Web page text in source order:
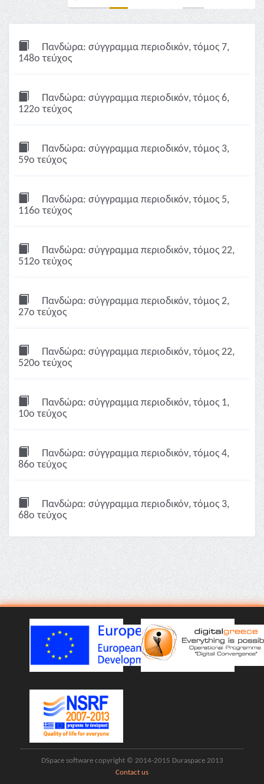
Πανδώρα: σύγγραμμα περιοδικόν, τόμος 7,
148ο τεύχος
Πανδώρα: σύγγραμμα περιοδικόν, τόμος 6,
122ο τεύχος
Πανδώρα: σύγγραμμα περιοδικόν, τόμος 3,
59ο τεύχος
Πανδώρα: σύγγραμμα περιοδικόν, τόμος 5,
116ο τεύχος
Πανδώρα: σύγγραμμα περιοδικόν, τόμος 22,
512ο τεύχος
Πανδώρα: σύγγραμμα περιοδικόν, τόμος 2,
27ο τεύχος
Πανδώρα: σύγγραμμα περιοδικόν, τόμος 22,
520ο τεύχος
Πανδώρα: σύγγραμμα περιοδικόν, τόμος 1,
10ο τεύχος
Πανδώρα: σύγγραμμα περιοδικόν, τόμος 4,
86ο τεύχος
Πανδώρα: σύγγραμμα περιοδικόν, τόμος 3,
68ο τεύχος
DSpace software copyright © 2014-2015 Duraspace 2013
Contact us